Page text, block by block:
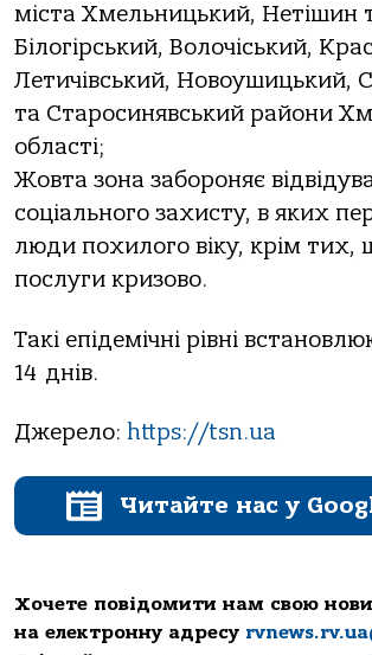
міста Хмельницький, Нетішин
Білогірський, Волочіський,
Летичівський, Новоушицький,
та Старосинявський райони
області;
Жовта зона забороняє
соціального захисту, в яких
люди похилого віку, крім тих,
послуги кризово.
Такі епідемічні рівні
14 днів.
Джерело: https://tsn.ua
Читайте нас у
Хочете повідомити нам свою
на електронну адресу